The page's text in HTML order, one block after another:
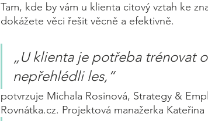
Tam, kde by vám u klienta citový vztah ke
dokážete věci řešit věcně a efektivně.
„U klienta je potřeba trénovat
nepřehlédli les,“
potvrzuje Michala Rosinová, Strategy &
Rovnátka.cz. Projektová manažerka